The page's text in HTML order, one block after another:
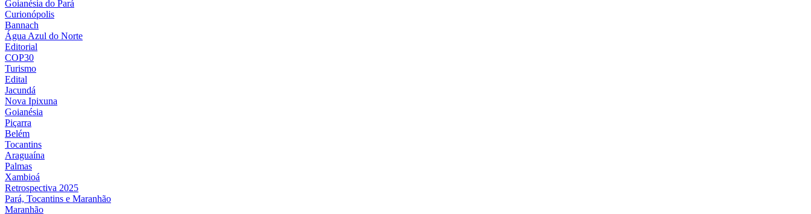
Goianésia do Pará
Curionópolis
Bannach
Água Azul do Norte
Editorial
COP30
Turismo
Edital
Jacundá
Nova Ipixuna
Goianésia
Piçarra
Belém
Tocantins
Araguaína
Palmas
Xambioá
Retrospectiva 2025
Pará, Tocantins e Maranhão
Maranhão